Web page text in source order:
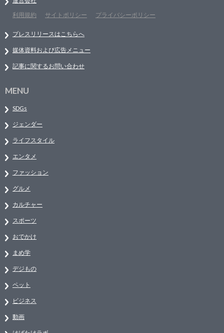
利用規約
サイトポリシー プライバシーポリシー
プレスリリースはこちらへ
媒体資料および広告メニュー
記事に関するお問い合わせ
MENU
SDGs
ジェンダー
ライフスタイル
エンタメ
ファッション
グルメ
カルチャー
スポーツ
おでかけ
まめ学
デジもの
ペット
ビジネス
動画